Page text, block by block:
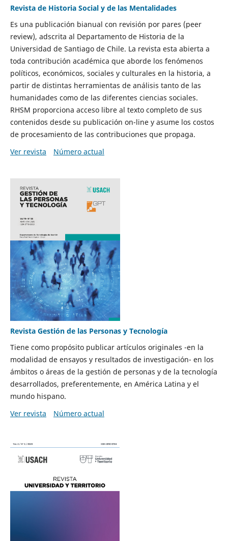
Revista de Historia Social y de las Mentalidades
Es una publicación bianual con revisión por pares (peer
review), adscrita al Departamento de Historia de la
Universidad de Santiago de Chile. La revista esta abierta a
toda contribución académica que aborde los fenómenos
políticos, económicos, sociales y culturales en la historia, a
partir de distintas herramientas de análisis tanto de las
humanidades como de las diferentes ciencias sociales.
RHSM proporciona acceso libre al texto completo de sus
contenidos desde su publicación on-line y asume los costos
de procesamiento de las contribuciones que propaga.
Ver revista
Número actual
Revista Gestión de las Personas y Tecnología
Tiene como propósito publicar artículos originales -en la
modalidad de ensayos y resultados de investigación- en los
ámbitos o áreas de la gestión de personas y de la tecnología
desarrollados, preferentemente, en América Latina y el
mundo hispano.
Ver revista
Número actual